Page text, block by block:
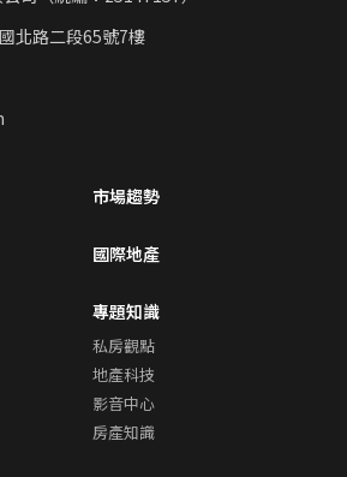
北路二段65號7樓
市場趨勢
國際地產
專題知識
私房觀點
地產科技
影音中心
房產知識